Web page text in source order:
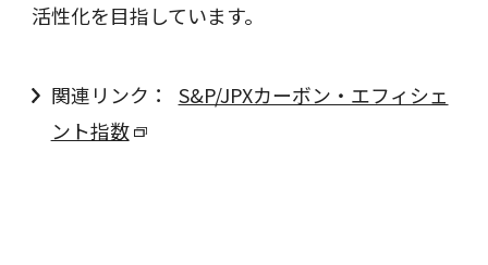
活性化を目指しています。
関連リンク：
S&P/JPXカーボン・エフィシェ
ント指数